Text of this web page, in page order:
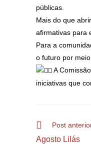
públicas.
Mais do que
afirmativas para
Para a
o futuro por
A
iniciativas que
Post
Agosto Lilás